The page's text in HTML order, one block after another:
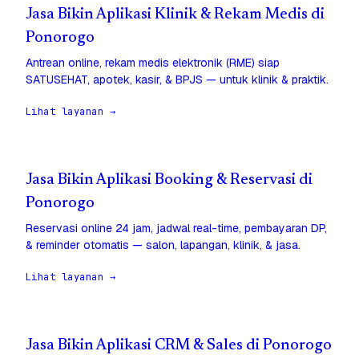
Jasa Bikin Aplikasi Klinik & Rekam Medis di
Ponorogo
Antrean online, rekam medis elektronik (RME) siap
SATUSEHAT, apotek, kasir, & BPJS — untuk klinik & praktik.
Lihat layanan →
Jasa Bikin Aplikasi Booking & Reservasi di
Ponorogo
Reservasi online 24 jam, jadwal real-time, pembayaran DP,
& reminder otomatis — salon, lapangan, klinik, & jasa.
Lihat layanan →
Jasa Bikin Aplikasi CRM & Sales di Ponorogo